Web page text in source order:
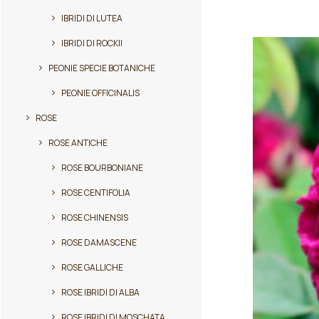
IBRIDI DI LUTEA
IBRIDI DI ROCKII
PEONIE SPECIE BOTANICHE
PEONIE OFFICINALIS
ROSE
ROSE ANTICHE
ROSE BOURBONIANE
ROSE CENTIFOLIA
ROSE CHINENSIS
ROSE DAMASCENE
ROSE GALLICHE
ROSE IBRIDI DI ALBA
Le
opzioni
possono
essere
scelte
nella
pagina
del
prodotto